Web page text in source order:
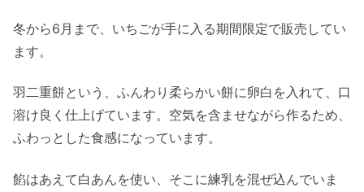
冬から6月まで、いちごが手に入る期間限定で販売してい
ます。
羽二重餅という、ふんわり柔らかい餅に卵白を入れて、口
溶け良く仕上げています。空気を含ませながら作るため、
ふわっとした食感になっています。
餡はあえて白あんを使い、そこに練乳を混ぜ込んでいま